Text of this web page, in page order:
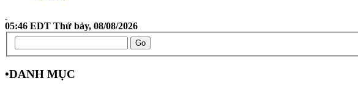
05:46 EDT Thứ bảy, 08/08/2026
•DANH MỤC